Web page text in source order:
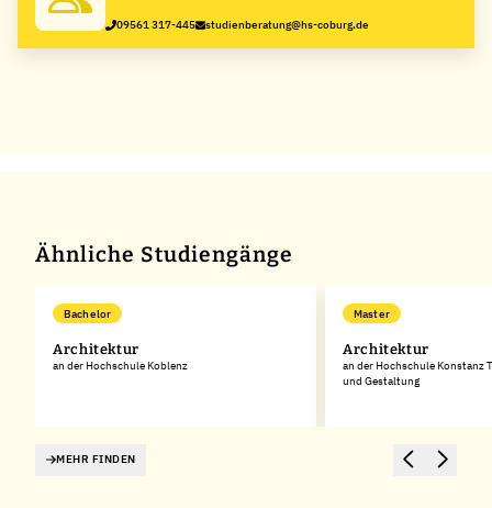
09561 317-445
studienberatung@hs-coburg.de
Ähnliche Studiengänge
Bachelor
Architektur
an der Hochschule Koblenz
Master
Architektur
an der Hochschule Konstanz
und Gestaltung
MEHR FINDEN